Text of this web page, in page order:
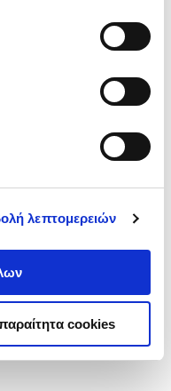
λεπτομερειών
cookies